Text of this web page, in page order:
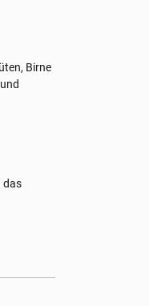
Birne
das